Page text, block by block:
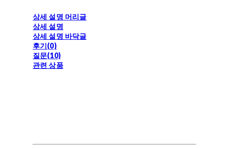
상세 설명 머리글
상세 설명
상세 설명 바닥글
후기(0)
질문(10)
관련 상품